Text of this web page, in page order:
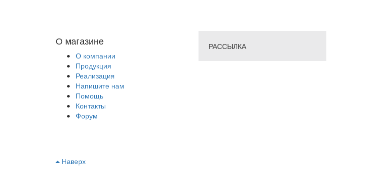
О магазине
О компании
Продукция
Реализация
Напишите нам
Помощь
Контакты
Форум
РАССЫЛКА
Наверх